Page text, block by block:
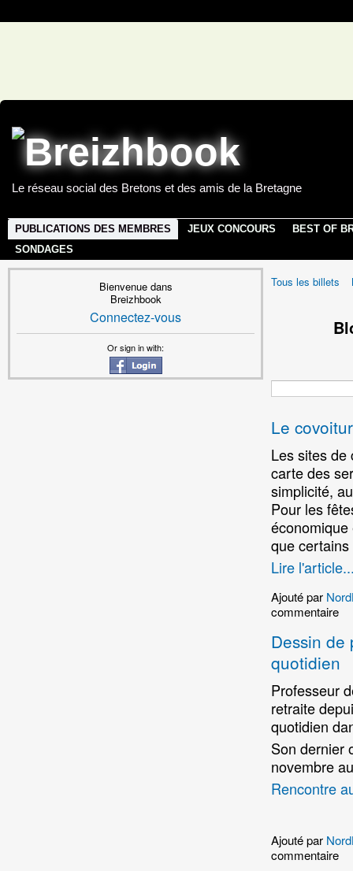
Le réseau social des Bretons et des amis de la Bretagne
PUBLICATIONS DES MEMBRES JEUX CONCOURS
BEST OF
SONDAGES
Bienvenue dans
Breizhbook
Connectez-vous
Or sign in with:
Tous les billets
Le
Les sites de
carte des
simplicité,
Pour les
que
Lire
Ajouté par
commentaire
Dessin de
quotidien
Professeur
retraite
quotidien
Son dernier
novembre
Rencontre
Ajouté par
commentaire